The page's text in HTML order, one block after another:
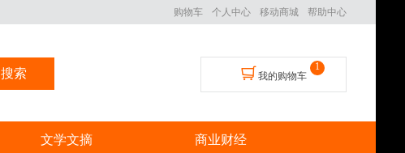
购物车 个人中心 移动商城 帮助中心
搜索 我的购物车
1
文学文摘 商业财经